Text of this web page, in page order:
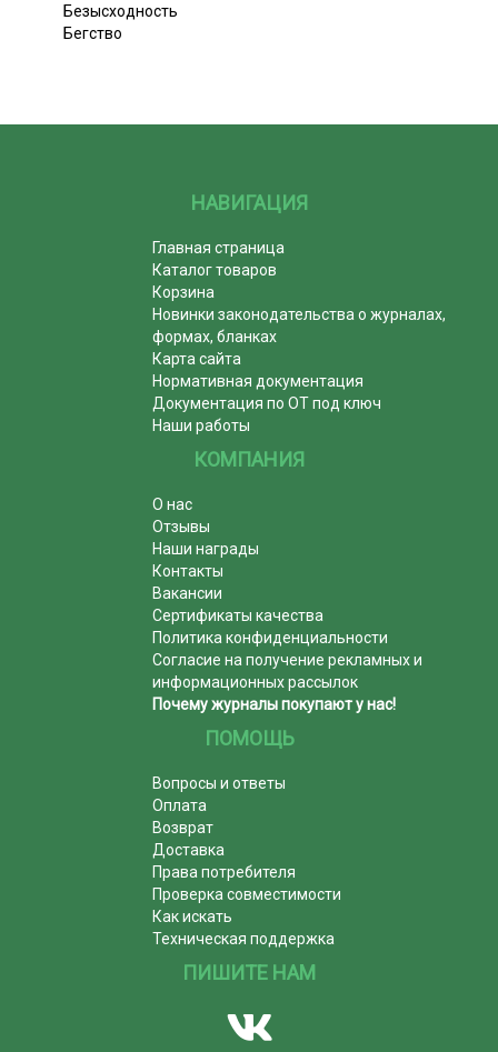
Безысходность
Бегство
НАВИГАЦИЯ
Главная страница
Каталог товаров
Корзина
Новинки законодательства о журналах,
формах, бланках
Карта сайта
Нормативная документация
Документация по ОТ под ключ
Наши работы
КОМПАНИЯ
О нас
Отзывы
Наши награды
Контакты
Вакансии
Сертификаты качества
Политика конфиденциальности
Согласие на получение рекламных и
информационных рассылок
Почему журналы покупают у нас!
ПОМОЩЬ
Вопросы и ответы
Оплата
Возврат
Доставка
Права потребителя
Проверка совместимости
Как искать
Техническая поддержка
ПИШИТЕ НАМ